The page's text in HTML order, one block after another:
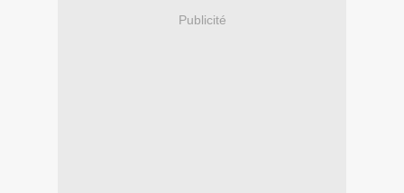
Publicité